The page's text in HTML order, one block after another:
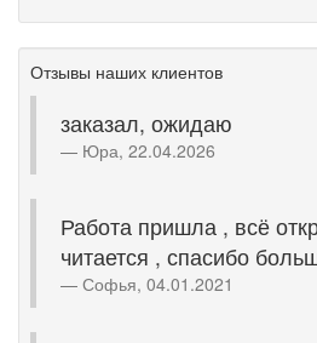
Отзывы наших клиентов
заказал, ожидаю
Юра, 22.04.2026
Работа пришла , всё
читается , спасибо
Софья, 04.01.2021